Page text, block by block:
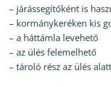
– járássegítőként is
– kormánykeréken kis
– a háttámla levehető
– az ülés felemelhető
– tároló rész az ülés alatt